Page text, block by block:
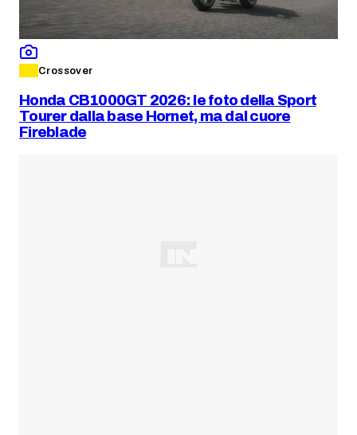
Crossover
Honda CB1000GT 2026: le foto della Sport
Tourer dalla base Hornet, ma dal cuore
Fireblade